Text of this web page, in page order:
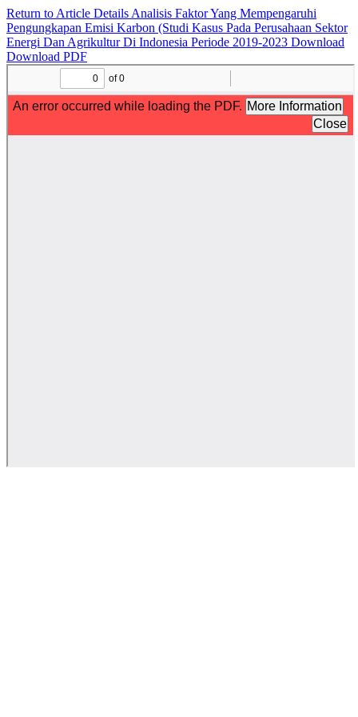
Return to Article Details Analisis Faktor Yang Mempengaruhi
Pengungkapan Emisi Karbon (Studi Kasus Pada Perusahaan Sektor
Energi Dan Agrikultur Di Indonesia Periode 2019-2023 Download
Download PDF